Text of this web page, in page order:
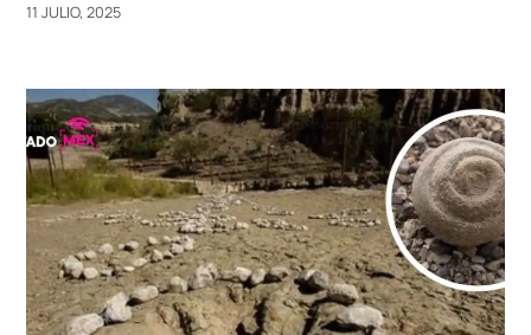
11 JULIO, 2025